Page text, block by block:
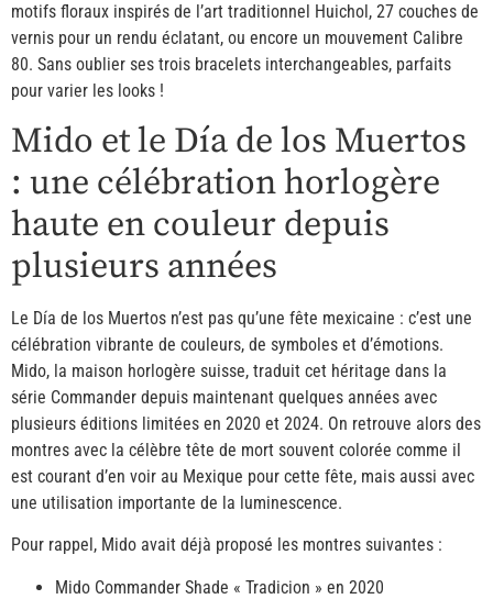
motifs floraux inspirés de l’art traditionnel Huichol, 27 couches de
vernis pour un rendu éclatant, ou encore un mouvement Calibre
80. Sans oublier ses trois bracelets interchangeables, parfaits
pour varier les looks !
Mido et le Día de los Muertos
: une célébration horlogère
haute en couleur depuis
plusieurs années
Le Día de los Muertos n’est pas qu’une fête mexicaine : c’est une
célébration vibrante de couleurs, de symboles et d’émotions.
Mido, la maison horlogère suisse, traduit cet héritage dans la
série Commander depuis maintenant quelques années avec
plusieurs éditions limitées en 2020 et 2024. On retrouve alors des
montres avec la célèbre tête de mort souvent colorée comme il
est courant d’en voir au Mexique pour cette fête, mais aussi avec
une utilisation importante de la luminescence.
Pour rappel, Mido avait déjà proposé les montres suivantes :
Mido Commander Shade « Tradicion » en 2020